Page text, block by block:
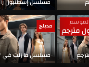
الموسم
مترجم مدبلج
مسلسل ما زلت في 17 مدبلج